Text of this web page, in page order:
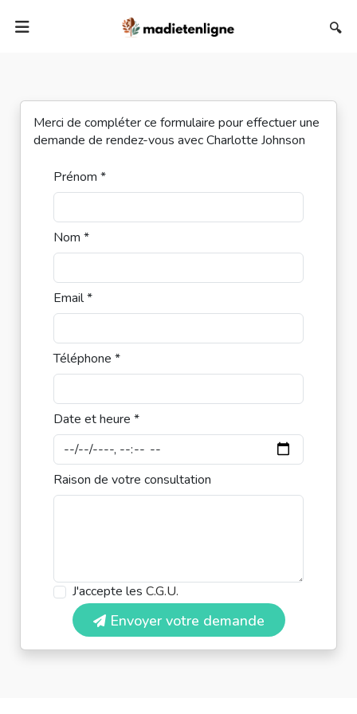
🔍
Merci de compléter ce formulaire pour effectuer une
demande de rendez-vous avec Charlotte Johnson
Prénom *
Nom *
Email *
Téléphone *
Date et heure *
Raison de votre consultation
J'accepte les C.G.U.
Envoyer votre demande